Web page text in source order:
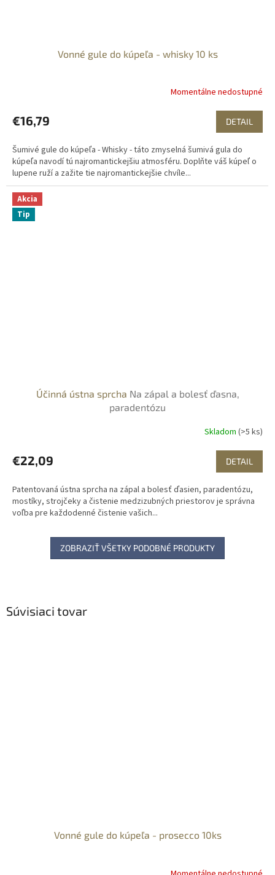
Súvisiaci tovar
Vonné gule do kúpeľa - prosecco 10ks
Vonné gule do kúpeľa - whisky 10 ks
Momentálne nedostupné
€16,79 DETAIL
Šumivé gule do kúpeľa - Whisky - táto zmyselná šumivá gula do
kúpeľa navodí tú najromantickejšiu atmosféru. Doplňte váš kúpeľ o
lupene ruží a zažite tie najromantickejšie chvíle...
Akcia
Tip
Účinná ústna sprcha Na zápal a bolesť ďasna,
paradentózu
Skladom (>5 ks)
€22,09 DETAIL
Patentovaná ústna sprcha na zápal a bolesť ďasien, paradentózu,
mostíky, strojčeky a čistenie medzizubných priestorov je správna
voľba pre každodenné čistenie vašich...
ZOBRAZIŤ VŠETKY PODOBNÉ PRODUKTY